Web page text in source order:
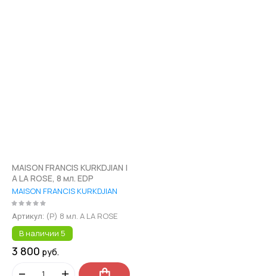
MAISON FRANCIS KURKDJIAN |
A LA ROSE, 8 мл. EDP
MAISON FRANCIS KURKDJIAN
Артикул: (Р) 8 мл. A LA ROSE
В наличии 5
3 800 руб.